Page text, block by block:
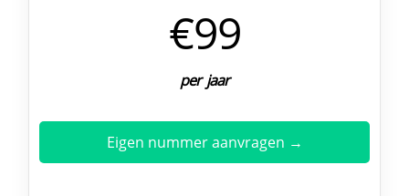
€99
per jaar
Eigen nummer aanvragen →